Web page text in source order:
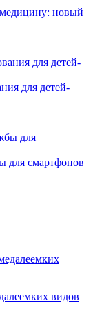
новый
для детей-
для смартфонов
видов